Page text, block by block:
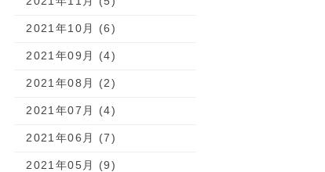
2021年10月 (6)
2021年09月 (4)
2021年08月 (2)
2021年07月 (4)
2021年06月 (7)
2021年05月 (9)